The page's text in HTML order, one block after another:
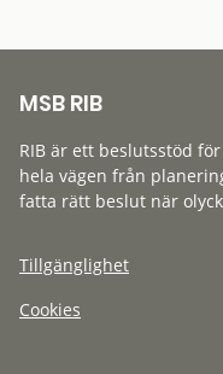
MSB RIB
RIB är ett beslutsstöd
hela vägen från
fatta rätt beslut när
Tillgänglighet
Cookies